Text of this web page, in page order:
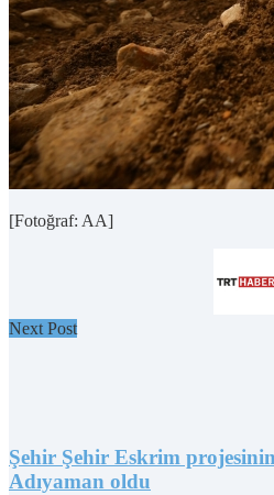
[Fotoğraf: AA]
Next Post
Şehir Şehir Eskrim
Adıyaman oldu